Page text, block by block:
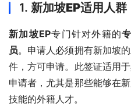
1. 新加坡EP适用人群
新加坡EP专门针对外籍的
员。申请人必须拥有新加坡
件，方可申请。此签证适用
申请者，尤其是那些能够在
技能的外籍人才。